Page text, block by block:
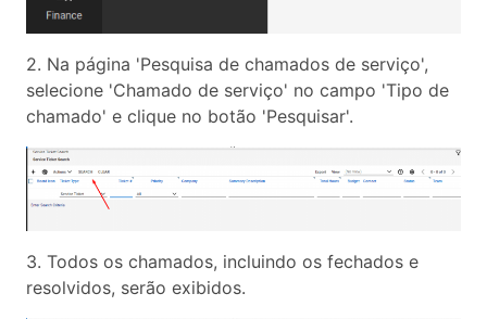
2. Na página 'Pesquisa de chamados de serviço',
selecione 'Chamado de serviço' no campo 'Tipo de
chamado' e clique no botão 'Pesquisar'.
3. Todos os chamados, incluindo os fechados e
resolvidos, serão exibidos.